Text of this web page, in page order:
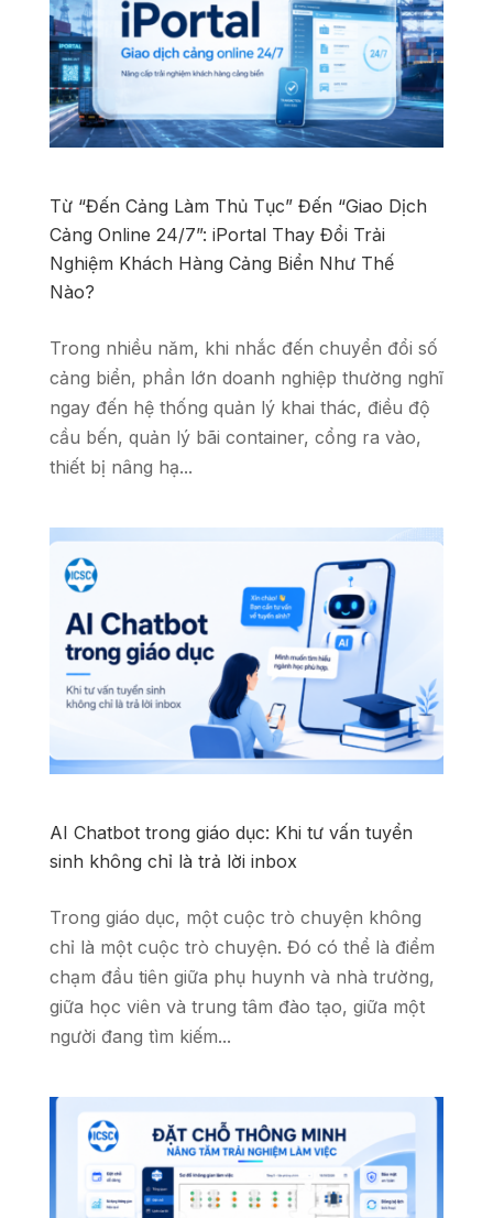
Từ “Đến Cảng Làm Thủ Tục” Đến “Giao Dịch
Cảng Online 24/7”: iPortal Thay Đổi Trải
Nghiệm Khách Hàng Cảng Biển Như Thế
Nào?
Trong nhiều năm, khi nhắc đến chuyển đổi số
cảng biển, phần lớn doanh nghiệp thường nghĩ
ngay đến hệ thống quản lý khai thác, điều độ
cầu bến, quản lý bãi container, cổng ra vào,
thiết bị nâng hạ...
AI Chatbot trong giáo dục: Khi tư vấn tuyển
sinh không chỉ là trả lời inbox
Trong giáo dục, một cuộc trò chuyện không
chỉ là một cuộc trò chuyện. Đó có thể là điểm
chạm đầu tiên giữa phụ huynh và nhà trường,
giữa học viên và trung tâm đào tạo, giữa một
người đang tìm kiếm...